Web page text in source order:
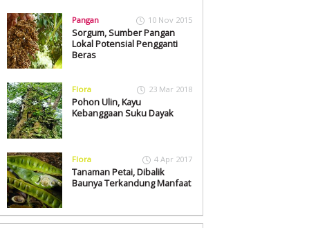
Pangan 10 Nov 2015
Sorgum, Sumber Pangan
Lokal Potensial Pengganti
Beras
Flora 23 Mar 2018
Pohon Ulin, Kayu
Kebanggaan Suku Dayak
Flora 4 Apr 2017
Tanaman Petai, Dibalik
Baunya Terkandung Manfaat